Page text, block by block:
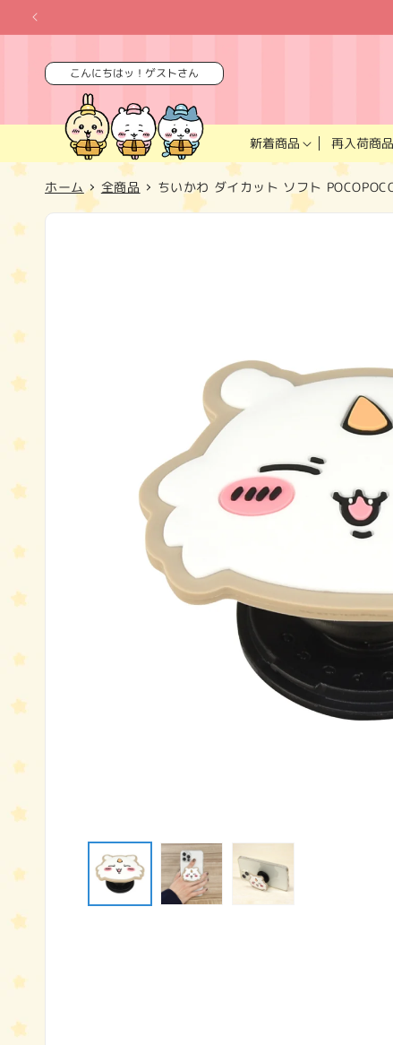
ンツに
進む
こんにちはッ！ゲストさん
新着商品 再入荷商品
ホーム 全商品 ちいかわ ダイカット ソフト
ー